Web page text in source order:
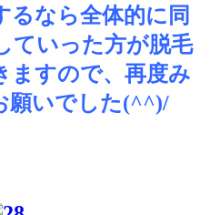
るなら全体的に同
ていった方が脱毛
ますので、再度み
願いでした(^^)/